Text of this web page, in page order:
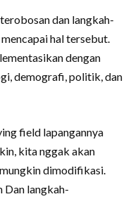
dan langkah-
hal tersebut.
dengan
demografi, politik, dan
field lapangannya
kita nggak akan
dimodifikasi.
Dan langkah-